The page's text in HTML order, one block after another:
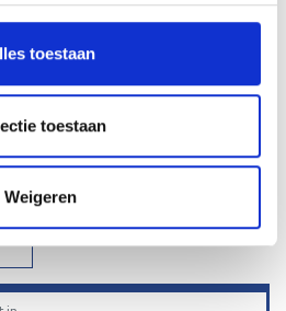
toestaan
toestaan
Weigeren